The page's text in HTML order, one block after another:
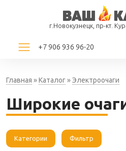
г.Новокузнецк, пр-кт.
+7 906 936 96-20
Главная »Каталог»Электроочаги
Широкие
Категории Фильтр